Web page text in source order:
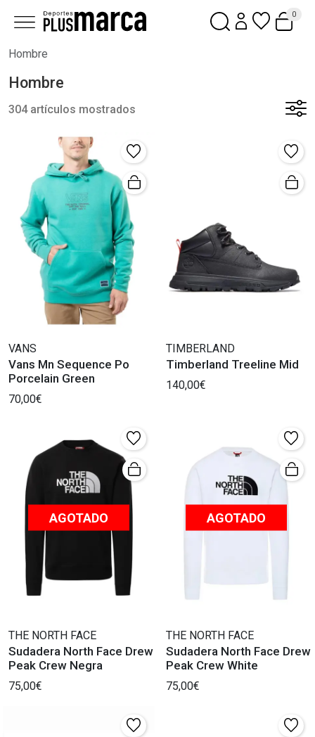
0
Hombre
Hombre
304 artículos mostrados
VANS
Vans Mn Sequence Po
Porcelain Green
70,00€
TIMBERLAND
Timberland Treeline Mid
140,00€
AGOTADO
THE NORTH FACE
Sudadera North Face Drew
Peak Crew Negra
75,00€
AGOTADO
THE NORTH FACE
Sudadera North Face Drew
Peak Crew White
75,00€